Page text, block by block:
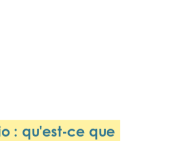
: qu'est-ce que